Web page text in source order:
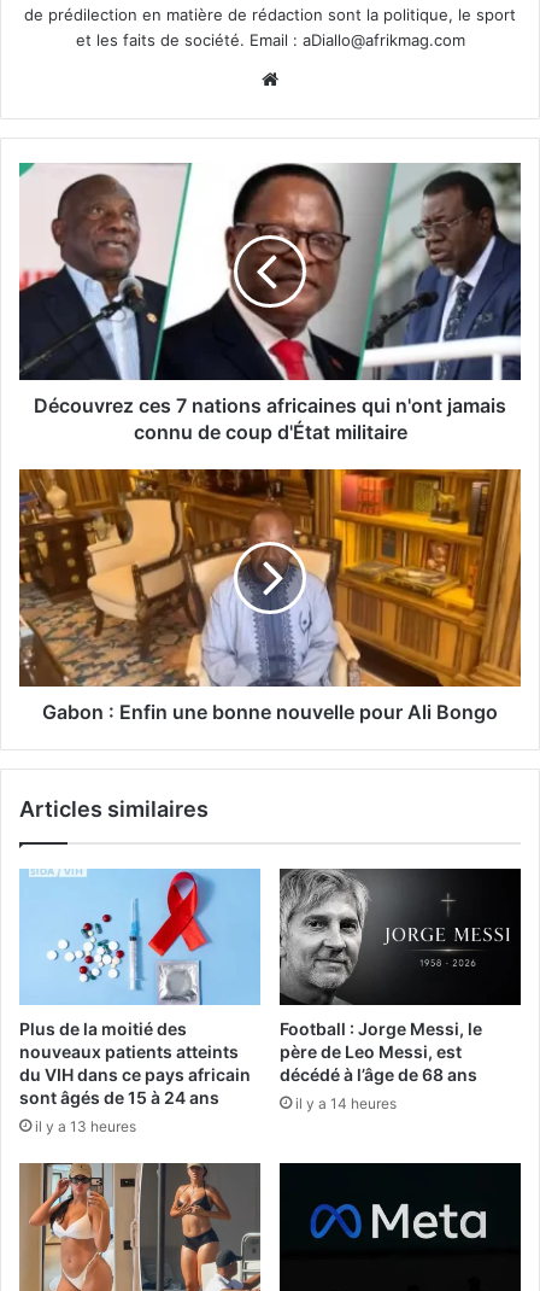
de prédilection en matière de rédaction sont la politique, le sport
et les faits de société. Email : aDiallo@afrikmag.com
Découvrez ces 7 nations africaines qui n'ont jamais
connu de coup d'État militaire
Gabon : Enfin une bonne nouvelle pour Ali Bongo
Articles similaires
Plus de la moitié des
nouveaux patients atteints
du VIH dans ce pays africain
sont âgés de 15 à 24 ans
il y a 13 heures
Football : Jorge Messi, le
père de Leo Messi, est
décédé à l’âge de 68 ans
il y a 14 heures